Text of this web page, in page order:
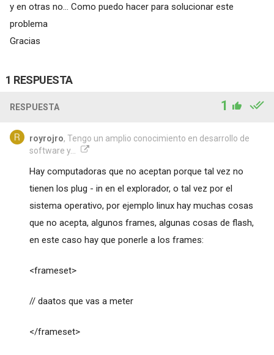
y en otras no... Como puedo hacer para solucionar este
problema
Gracias
1 RESPUESTA
RESPUESTA 1
royrojro, Tengo un amplio conocimiento en desarrollo de
software y...
Hay computadoras que no aceptan porque tal vez no
tienen los plug - in en el explorador, o tal vez por el
sistema operativo, por ejemplo linux hay muchas cosas
que no acepta, algunos frames, algunas cosas de flash,
en este caso hay que ponerle a los frames:
<frameset>
// daatos que vas a meter
</frameset>